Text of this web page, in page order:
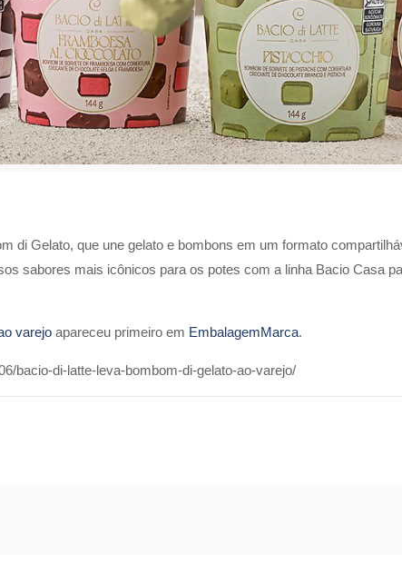
di Gelato, que une gelato e bombons em um formato
sabores mais icônicos para os potes com a linha Bacio Casa
varejoapareceu primeiro em EmbalagemMarca.
bacio-di-latte-leva-bombom-di-gelato-ao-varejo/